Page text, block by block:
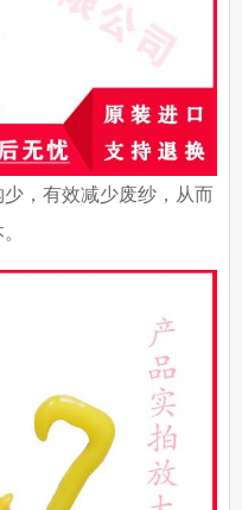
，有效减少废纱，从而